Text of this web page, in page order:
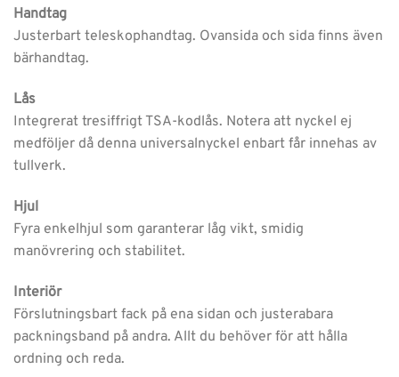
Handtag
Justerbart teleskophandtag. Ovansida och sida finns även
bärhandtag.
Lås
Integrerat tresiffrigt TSA-kodlås. Notera att nyckel ej
medföljer då denna universalnyckel enbart får innehas av
tullverk.
Hjul
Fyra enkelhjul som garanterar låg vikt, smidig
manövrering och stabilitet.
Interiör
Förslutningsbart fack på ena sidan och justerabara
packningsband på andra. Allt du behöver för att hålla
ordning och reda.